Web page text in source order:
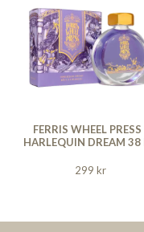
FERRIS WHEEL PRESS
HARLEQUIN DREAM 38
299 kr